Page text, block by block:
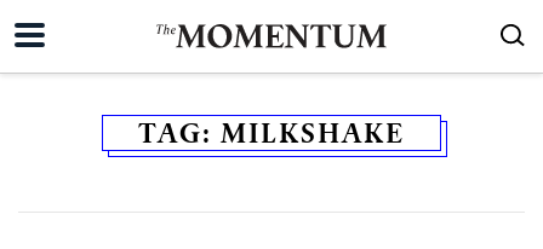
TAG: MILKSHAKE